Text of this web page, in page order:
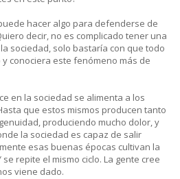
hacer algo para defenderse de
decir, no es complicado tener una
sociedad, solo bastaría con que todo
conociera este fenómeno más de
en la sociedad se alimenta a los
que estos mismos producen tanto
produciendo mucho dolor, y
la sociedad es capaz de salir
esas buenas épocas cultivan la
repite el mismo ciclo. La gente cree
viene dado.